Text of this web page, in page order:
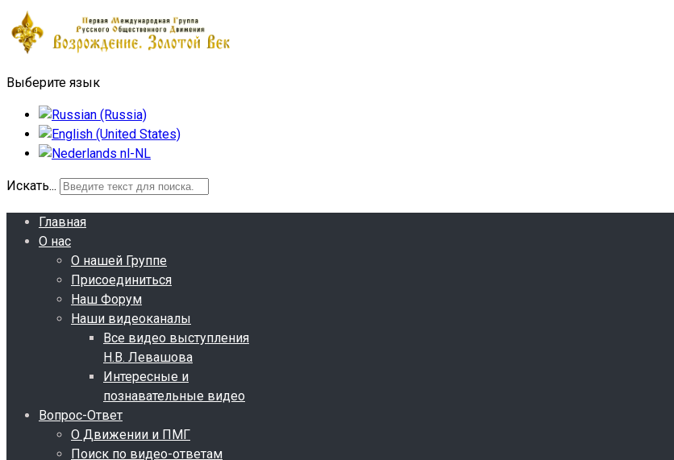
Выберите язык
Искать...
Главная
О нас
О нашей Группе
Присоединиться
Наш Форум
Наши видеоканалы
Все видео выступления
Н.В. Левашова
Интересные и
познавательные видео
Вопрос-Ответ
О Движении и ПМГ
Поиск по видео-ответам